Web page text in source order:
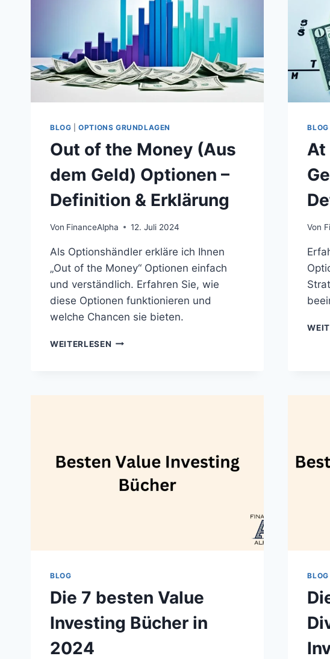
BLOG |OPTIONS GRUNDLAGEN
Out of the Money (Aus
dem Geld) Optionen –
Definition & Erklärung
Von FinanceAlpha 12. Juli 2024
Als Optionshändler erkläre ich Ihnen
„Out of the Money“ Optionen einfach
und verständlich. Erfahren Sie, wie
diese Optionen funktionieren und
welche Chancen sie bieten.
WEITERLESEN OUT
DEFINITION
ERKLÄRUNG
BLOG
At
Von
BLOG
Die 7 besten Value
Investing Bücher in
2024
BLOG